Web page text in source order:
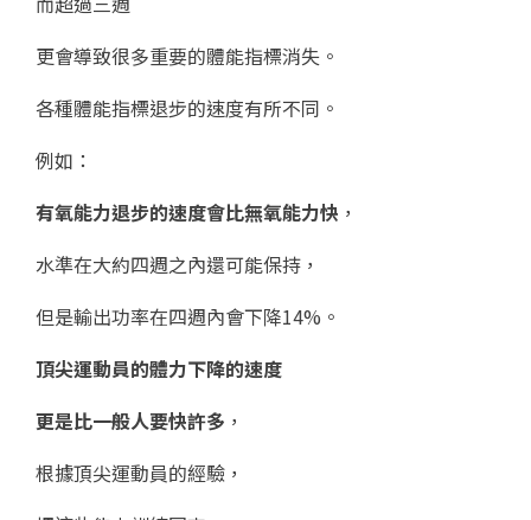
更會導致很多重要的體能指標消失。
各種體能指標退步的速度有所不同。
例如：
有氧能力退步的速度會比無氧能力快 ，
水準在大約四週之內還可能保持，
但是輸出功率在四週內會下降14%。
頂尖運動員的體力下降的速度
更是比一般人要快許多 ，
根據頂尖運動員的經驗，